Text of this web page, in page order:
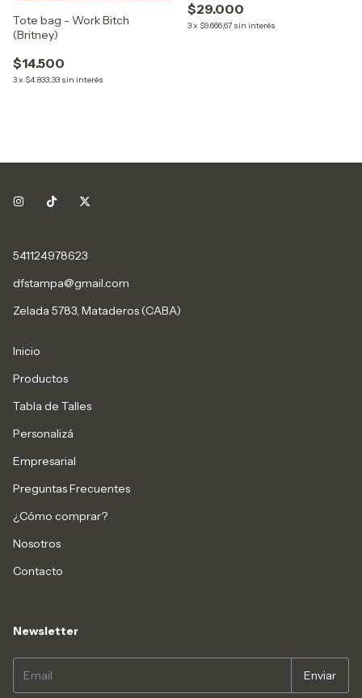
Tote bag - Work Bitch
(Britney)
$14.500
3x $4.833,33 sin interés
$29.000
3x $9.666,67 sin interés
541124978623
dfstampa@gmail.com
Zelada 5783, Mataderos (CABA)
Inicio
Productos
Tabla de Talles
Personalizá
Empresarial
Preguntas Frecuentes
¿Cómo comprar?
Nosotros
Contacto
Newsletter